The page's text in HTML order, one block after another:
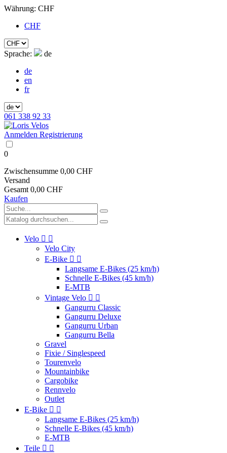
Währung: CHF
CHF
Sprache:
de
de
en
fr
061 338 92 33
Anmelden Registrierung
0
Zwischensumme 0,00 CHF
Versand
Gesamt 0,00 CHF
Kaufen
Velo  
Velo City
E-Bike  
Langsame E-Bikes (25 km/h)
Schnelle E-Bikes (45 km/h)
E-MTB
Vintage Velo  
Gangurru Classic
Gangurru Deluxe
Gangurru Urban
Gangurru Bella
Gravel
Fixie / Singlespeed
Tourenvelo
Mountainbike
Cargobike
Rennvelo
Outlet
E-Bike  
Langsame E-Bikes (25 km/h)
Schnelle E-Bikes (45 km/h)
E-MTB
Teile  